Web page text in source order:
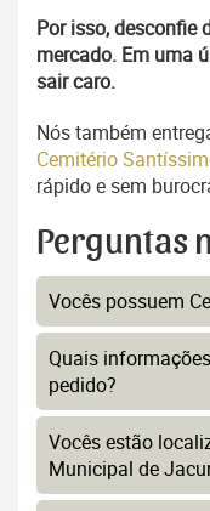
Por isso, desconfie
mercado. Em uma
sair caro.
Nós também
Cemitério
rápido e sem
Perguntas
Vocês possuem
Quais
pedido?
Vocês estão
Municipal de